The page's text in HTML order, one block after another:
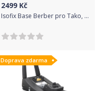
2499 Kč
Isofix Base Berber pro Tako, Berber, Avionaut, Dorjan
Doprava zdarma